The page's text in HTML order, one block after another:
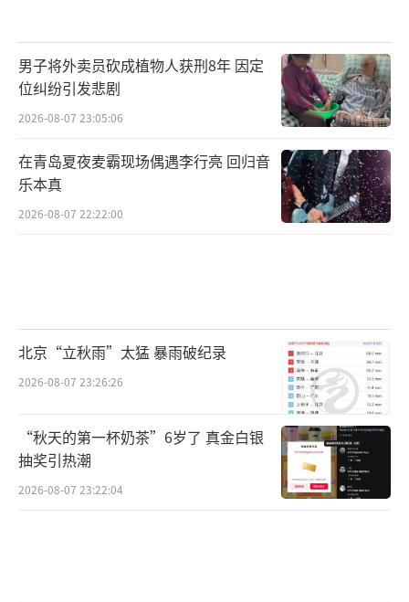
男子将外卖员砍成植物人获刑8年 因定
位纠纷引发悲剧
2026-08-07 23:05:06
在青岛夏夜麦霸现场偶遇李行亮 回归音
乐本真
2026-08-07 22:22:00
北京“立秋雨”太猛 暴雨破纪录
2026-08-07 23:26:26
“秋天的第一杯奶茶”6岁了 真金白银
抽奖引热潮
2026-08-07 23:22:04